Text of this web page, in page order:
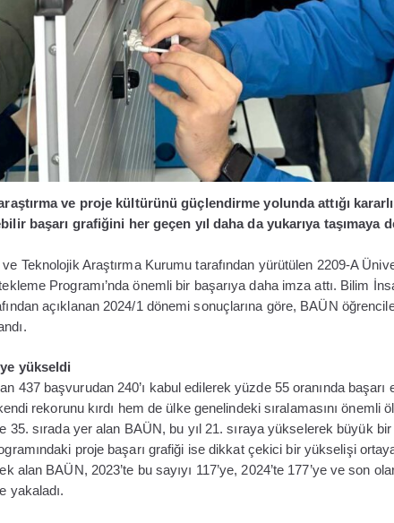
ve proje kültürünü güçlendirme yolunda attığı
başarı grafiğini her geçen yıl daha da yukarıya taşımaya
Teknolojik Araştırma Kurumu tarafından yürütülen 2209-A
Programı’nda önemli bir başarıya daha imza attı. Bilim
açıklanan 2024/1 dönemi sonuçlarına göre, BAÜN
yükseldi
437 başvurudan 240’ı kabul edilerek yüzde 55 oranında
rekorunu kırdı hem de ülke genelindeki sıralamasını önemli
35. sırada yer alan BAÜN, bu yıl 21. sıraya yükselerek büyük
proje başarı grafiği ise dikkat çekici bir yükselişi
alan BAÜN, 2023’te bu sayıyı 117’ye, 2024’te 177’ye ve son
yakaladı.